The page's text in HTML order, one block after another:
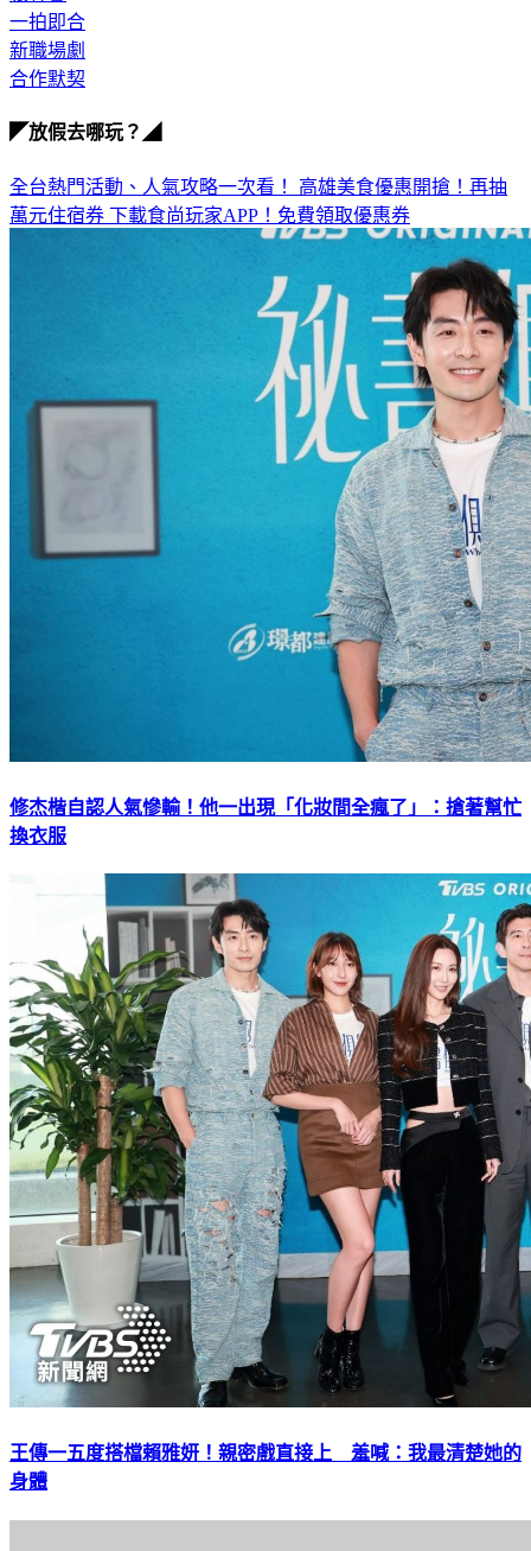
一拍即合
新職場劇
合作默契
◤放假去哪玩？◢
全台熱門活動、人氣攻略一次看！ 高雄美食優惠開搶！再抽
萬元住宿券 下載食尚玩家APP！免費領取優惠券
修杰楷自認人氣慘輸！他一出現「化妝間全瘋了」：搶著幫忙
換衣服
王傳一五度搭檔賴雅妍！親密戲直接上 羞喊：我最清楚她的
身體